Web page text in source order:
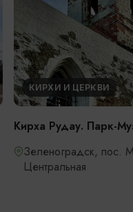
КИРХИ И ЦЕРКВИ
Кирха Рудау. Парк-
Зеленоградск, пос.
Центральная